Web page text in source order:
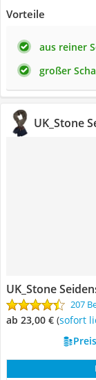
Vorteile
aus reiner
großer
UK_Stone
UK_Stone
207
ab 23,00 € ( Sofort